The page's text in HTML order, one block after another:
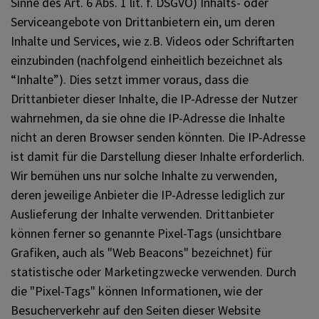
Serviceangebote von Drittanbietern ein, um deren
Inhalte und Services, wie z.B. Videos oder Schriftarten
einzubinden (nachfolgend einheitlich bezeichnet als
“Inhalte”). Dies setzt immer voraus, dass die
Drittanbieter dieser Inhalte, die IP-Adresse der Nutzer
wahrnehmen, da sie ohne die IP-Adresse die Inhalte
nicht an deren Browser senden könnten. Die IP-Adresse
ist damit für die Darstellung dieser Inhalte erforderlich.
Wir bemühen uns nur solche Inhalte zu verwenden,
deren jeweilige Anbieter die IP-Adresse lediglich zur
Auslieferung der Inhalte verwenden. Drittanbieter
können ferner so genannte Pixel-Tags (unsichtbare
Grafiken, auch als "Web Beacons" bezeichnet) für
statistische oder Marketingzwecke verwenden. Durch
die "Pixel-Tags" können Informationen, wie der
Besucherverkehr auf den Seiten dieser Website